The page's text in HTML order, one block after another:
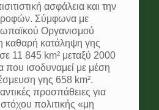
ασφάλεια και την
Σύμφωνα με
Οργανισμού
καθαρή κατάληψη γης
11 845 km² μεταξύ 2000
που ισοδυναμεί με μέση
γης 658 km².
προσπάθειες για
πολιτικής «μη